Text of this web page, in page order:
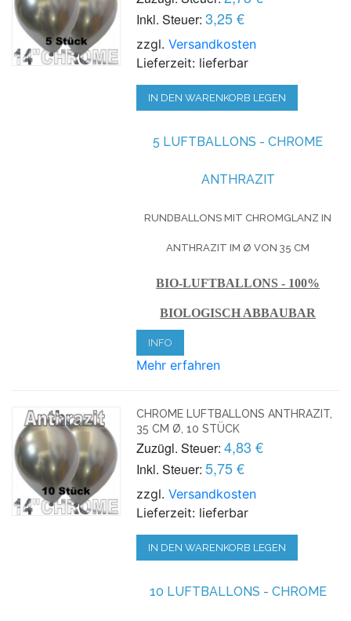
Inkl. Steuer: 3,25 €
zzgl.Versandkosten
Lieferzeit: lieferbar
IN DEN WARENKORB LEGEN
5 LUFTBALLONS - CHROME
ANTHRAZIT
RUNDBALLONS MIT CHROMGLANZ IN
ANTHRAZIT IM Ø VON 35 CM
BIO-LUFTBALLONS - 100%
BIOLOGISCH ABBAUBAR
INFO
Mehr erfahren
CHROME LUFTBALLONS ANTHRAZIT,
35 CM Ø, 10 STÜCK
Zuzügl. Steuer: 4,83 €
Inkl. Steuer: 5,75 €
zzgl.Versandkosten
Lieferzeit: lieferbar
IN DEN WARENKORB LEGEN
10 LUFTBALLONS - CHROME